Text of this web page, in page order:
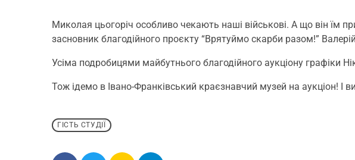
Миколая цьогоріч особливо чекають наші військові. А що він їм
засновник благодійного проєкту “Врятуймо скарби разом!”
Усіма подробицями майбутнього благодійного аукціону графіки
Тож ідемо в Івано-Франківський краєзнавчий музей на аукціон! І
ГІСТЬ СТУДІЇ